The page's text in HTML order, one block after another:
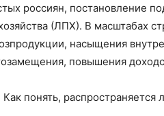
россиян, постановление
(ЛПХ). В масштабах
насыщения
, повышения
понять, распространяется